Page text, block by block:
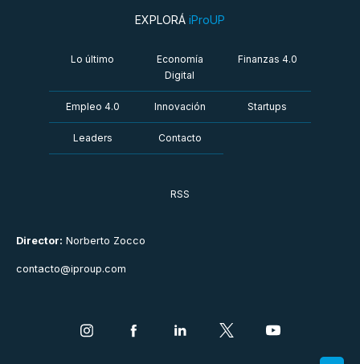
Director: Norberto Zocco
contacto@iproup.com
EXPLORÁ iProUP
Lo último
Economía
Digital
Finanzas 4.0
Empleo 4.0 Innovación Startups
Leaders Contacto
RSS